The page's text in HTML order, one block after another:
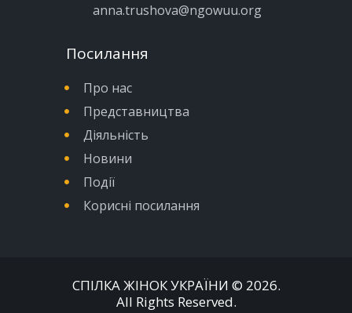
anna.trushova@ngowuu.org
Посилання
Про нас
Представництва
Діяльність
Новини
Події
Корисні посилання
СПІЛКА ЖІНОК УКРАЇНИ © 2026.
All Rights Reserved.